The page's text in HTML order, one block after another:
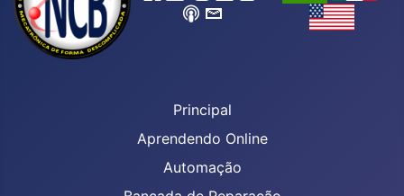
Principal
Aprendendo Online
Automação